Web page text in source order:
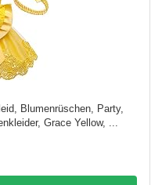
Blumenrüschen, Party,
Grace Yellow, ...